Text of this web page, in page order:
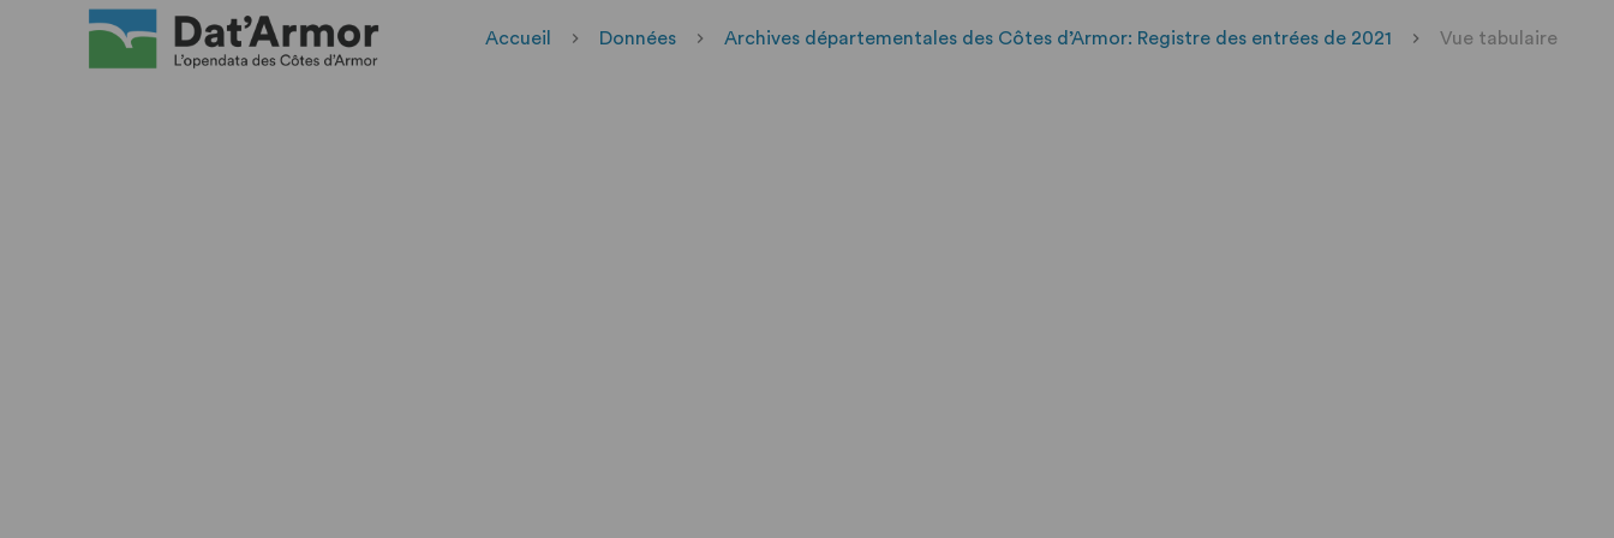
Accueil Données Archives départementales des Côtes d’Armor: Registre des entrées de 2021 Vue tabulaire